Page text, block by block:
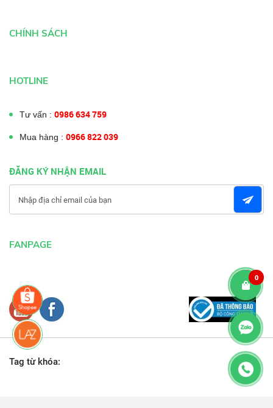
CHÍNH SÁCH
HOTLINE
Tư vấn : 0986 634 759
Mua hàng : 0966 822 039
ĐĂNG KÝ NHẬN EMAIL
FANPAGE
Tag từ khóa:
0